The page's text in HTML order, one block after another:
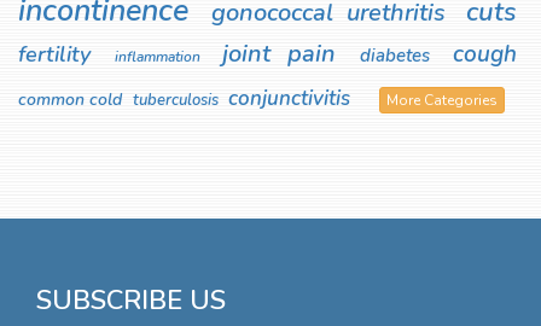
incontinence
gonococcal urethritis cuts
fertility inflammation joint pain diabetes cough
common cold tuberculosis conjunctivitis More Categories
SUBSCRIBE US